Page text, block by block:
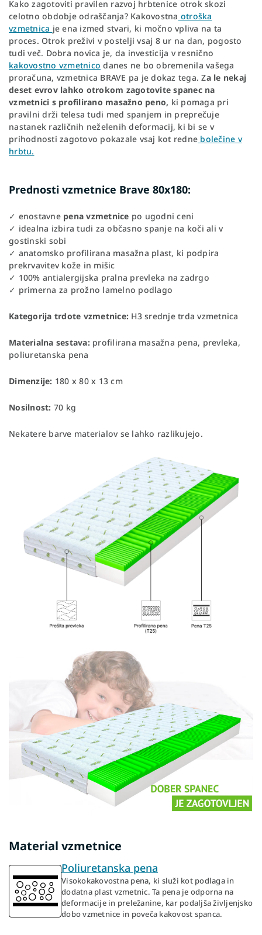
Kako zagotoviti pravilen razvoj hrbtenice otrok skozi
celotno obdobje odraščanja? Kakovostna otroška
vzmetnica je ena izmed stvari, ki močno vpliva na ta
proces. Otrok preživi v postelji vsaj 8 ur na dan, pogosto
tudi več. Dobra novica je, da investicija v resnično
kakovostno vzmetnico danes ne bo obremenila vašega
proračuna, vzmetnica BRAVE pa je dokaz tega. Za le nekaj
deset evrov lahko otrokom zagotovite spanec na
vzmetnici s profilirano masažno peno, ki pomaga pri
pravilni drži telesa tudi med spanjem in preprečuje
nastanek različnih neželenih deformacij, ki bi se v
prihodnosti zagotovo pokazale vsaj kot redne bolečine v
hrbtu.
Prednosti vzmetnice Brave 80x180:
✓ enostavnepena vzmetnice po ugodni ceni
✓ idealna izbira tudi za občasno spanje na koči ali v
gostinski sobi
✓ anatomsko profilirana masažna plast, ki podpira
prekrvavitev kože in mišic
✓ 100% antialergijska pralna prevleka na zadrgo
✓ primerna za prožno lamelno podlago
Kategorija trdote vzmetnice: H3 srednje trda vzmetnica
Materialna sestava:profilirana masažna pena, prevleka,
poliuretanska pena
Dimenzije: 180 x 80 x 13 cm
Nosilnost: 70 kg
Nekatere barve materialov se lahko razlikujejo.
Material vzmetnice
Poliuretanska pena
Visokokakovostna pena, ki služi kot podlaga in
dodatna plast vzmetnic. Ta pena je odporna na
deformacije in preležanine, kar podaljša življenjsko
dobo vzmetnice in poveča kakovost spanca.